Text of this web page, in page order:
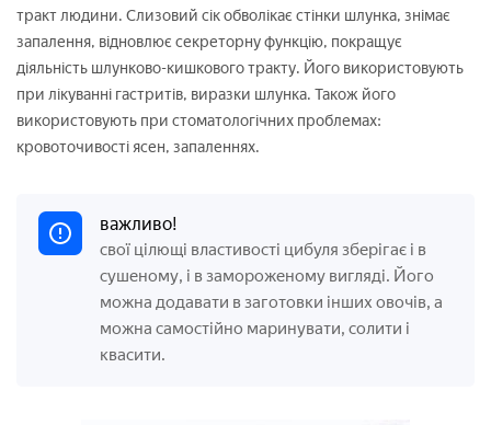
тракт людини. Слизовий сік обволікає стінки шлунка, знімає
запалення, відновлює секреторну функцію, покращує
діяльність шлунково-кишкового тракту. Його використовують
при лікуванні гастритів, виразки шлунка. Також його
використовують при стоматологічних проблемах:
кровоточивості ясен, запаленнях.
важливо!
свої цілющі властивості цибуля зберігає і в
сушеному, і в замороженому вигляді. Його
можна додавати в заготовки інших овочів, а
можна самостійно маринувати, солити і
квасити.